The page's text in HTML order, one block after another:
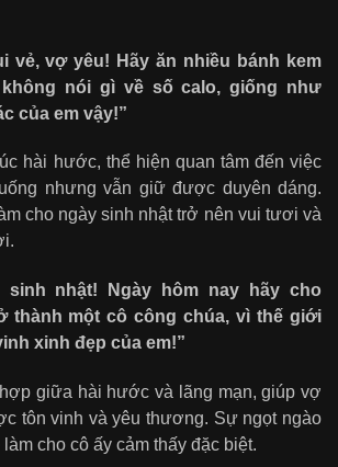
vẻ, vợ yêu! Hãy ăn nhiều bánh kem
nói gì về số calo, giống như
của em vậy!”
hài hước, thể hiện quan tâm đến việc
nhưng vẫn giữ được duyên dáng.
cho ngày sinh nhật trở nên vui tươi và
sinh nhật! Ngày hôm nay hãy cho
thành một cô công chúa, vì thế giới
xinh đẹp của em!”
giữa hài hước và lãng mạn, giúp vợ
tôn vinh và yêu thương. Sự ngọt ngào
cho cô ấy cảm thấy đặc biệt.